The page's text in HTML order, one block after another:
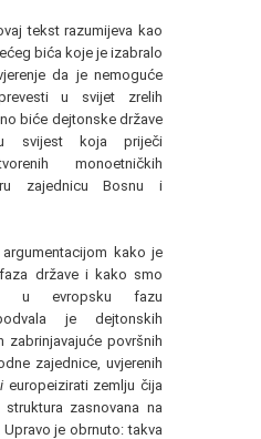
tekst razumijeva kao
bića koje je izabralo
da je nemoguće
u svijet zrelih
biće dejtonske države
svijest koja priječi
monoetničkih
zajednicu Bosnu i
kako je
države i kako smo
u evropsku fazu
je dejtonskih
zabrinjavajuće površnih
zajednice, uvjerenih
europeizirati zemlju čija
zasnovana na
je obrnuto: takva